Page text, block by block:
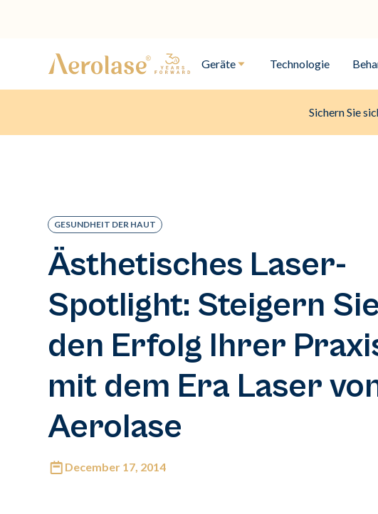
Geräte Technologie
Sichern Sie
GESUNDHEIT DER HAUT
Ästhetisches Laser-
Spotlight: Steigern Sie
den Erfolg Ihrer
mit dem Era Laser
Aerolase
December 17, 2014